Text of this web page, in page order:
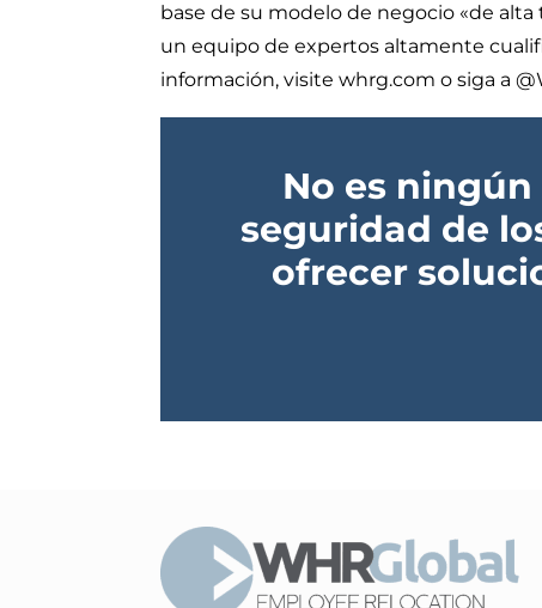
base de su modelo de negocio «de
un equipo de expertos altamente
información, visite whrg.com o siga a
No es
seguridad de
ofrecer